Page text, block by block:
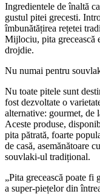
Ingredientele de înaltă
gustul pitei grecesti.
îmbunătățirea rețetei
Mijlociu, pita grecească
drojdie.
Nu numai pentru
Nu toate pitele sunt
fost dezvoltate o
alternative: gourmet, de
Aceste produse,
pita pătrată, foarte
de casă, asemănătoare
souvlaki-ul tradițional.
„Pita grecească poate fi
a super-piețelor din